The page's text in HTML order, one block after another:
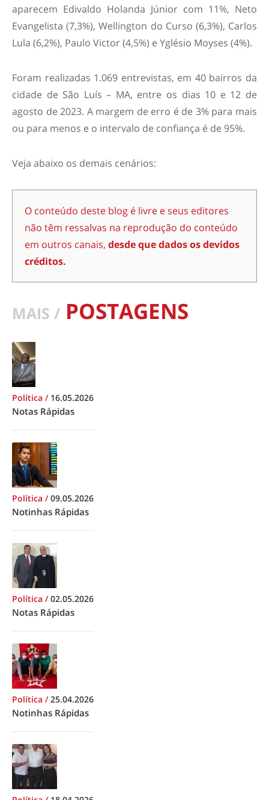
aparecem Edivaldo Holanda Júnior com 11%, Neto
Evangelista (7,3%), Wellington do Curso (6,3%), Carlos
Lula (6,2%), Paulo Victor (4,5%) e Yglésio Moyses (4%).
Foram realizadas 1.069 entrevistas, em 40 bairros da
cidade de São Luís – MA, entre os dias 10 e 12 de
agosto de 2023. A margem de erro é de 3% para mais
ou para menos e o intervalo de confiança é de 95%.
Veja abaixo os demais cenários:
O conteúdo deste blog é livre e seus editores
não têm ressalvas na reprodução do conteúdo
em outros canais, desde que dados os devidos
créditos.
MAIS / POSTAGENS
Política / 16.05.2026
Notas Rápidas
Política /09.05.2026
Notinhas Rápidas
Política /02.05.2026
Notas Rápidas
Política /25.04.2026
Notinhas Rápidas